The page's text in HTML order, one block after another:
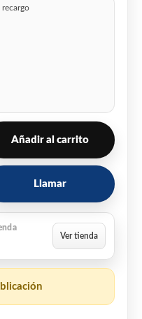
recargo
Añadir al carrito
Llamar